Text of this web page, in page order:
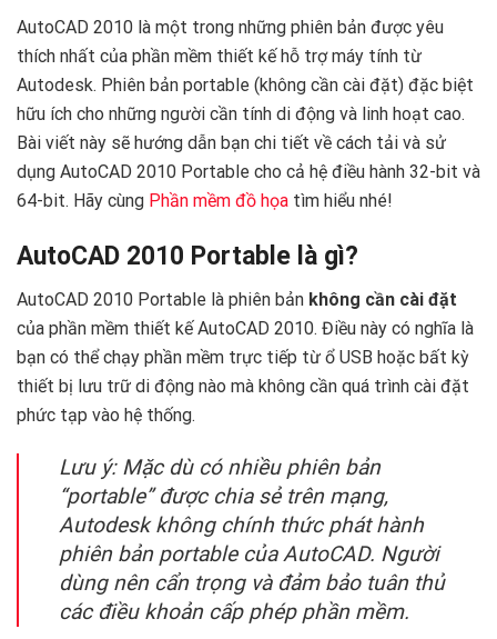
AutoCAD 2010 là một trong những phiên bản được yêu
thích nhất của phần mềm thiết kế hỗ trợ máy tính từ
Autodesk. Phiên bản portable (không cần cài đặt) đặc biệt
hữu ích cho những người cần tính di động và linh hoạt cao.
Bài viết này sẽ hướng dẫn bạn chi tiết về cách tải và sử
dụng AutoCAD 2010 Portable cho cả hệ điều hành 32-bit và
64-bit. Hãy cùng Phần mềm đồ họa tìm hiểu nhé!
AutoCAD 2010 Portable là gì?
AutoCAD 2010 Portable là phiên bản không cần cài đặt
của phần mềm thiết kế AutoCAD 2010. Điều này có nghĩa là
bạn có thể chạy phần mềm trực tiếp từ ổ USB hoặc bất kỳ
thiết bị lưu trữ di động nào mà không cần quá trình cài đặt
phức tạp vào hệ thống.
Lưu ý: Mặc dù có nhiều phiên bản
“portable” được chia sẻ trên mạng,
Autodesk không chính thức phát hành
phiên bản portable của AutoCAD. Người
dùng nên cẩn trọng và đảm bảo tuân thủ
các điều khoản cấp phép phần mềm.